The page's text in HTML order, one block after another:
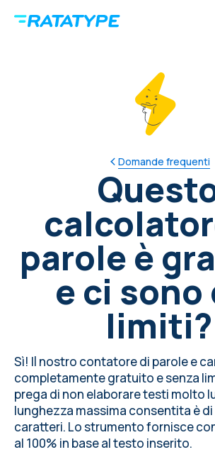
Domande frequenti
parole è
e ci sono
limiti?
Sì! Il nostro contatore di parole e
completamente gratuito e senza
prega di non elaborare testi molto
lunghezza massima consentita è di
caratteri. Lo strumento fornisce
al 100% in base al testo inserito.